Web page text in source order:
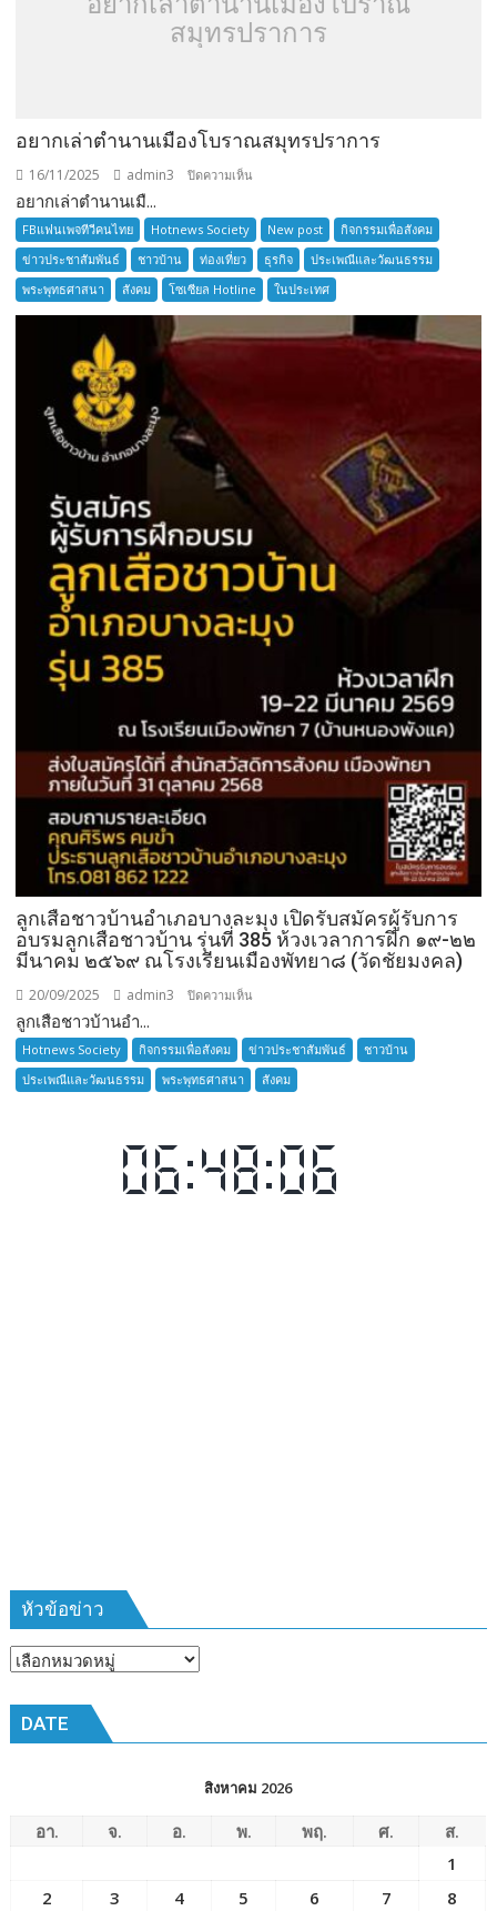
สมุทรปราการ
อยากเล่าตำนานเมืองโบราณสมุทรปราการ
16/11/2025 admin3 ปิดความเห็น
เล่า
ตำนาน
เมือง
โบราณ
สมุทรปราการ
อยากเล่าตำนานเมื...
FBแฟนเพจทีวีคนไทย Hotnews Society New post
กิจกรรมเพื่อสังคม
ข่าวประชาสัมพันธ์
ชาวบ้าน ท่องเที่ยว ธุรกิจ
ประเพณีและวัฒนธรรม
พระพุทธศาสนา
สังคม โซเซียล Hotline ในประเทศ
ลูกเสือชาวบ้านอำเภอบางละมุง เปิดรับสมัครผู้รับการ
อบรมลูกเสือชาวบ้าน รุ่นที่ 385 ห้วงเวลาการฝึก ๑๙-๒๒
มีนาคม ๒๕๖๙ ณโรงเรียนเมืองพัทยา๘ (วัดชัยมงคล)
20/09/2025 admin3 ปิดความเห็น
เสือ
ชาว
บ้าน
เปิด
รับ
๒๕๖๙
ลูกเสือชาวบ้านอำ...
Hotnews Society กิจกรรมเพื่อสังคม ข่าวประชาสัมพันธ์
ชาวบ้าน
ประเพณีและวัฒนธรรม
พระพุทธศาสนา สังคม
หัวข้อข่าว
หัวข้อ
DATE
สิงหาคม 2026
อา. จ. อ. พ. พฤ. ศ.
ส.
1
2
3 4 5 6 7
8